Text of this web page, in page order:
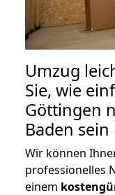
Umzug
Sie, wie
Göttingen
Baden
Wir können
professionelles
einem